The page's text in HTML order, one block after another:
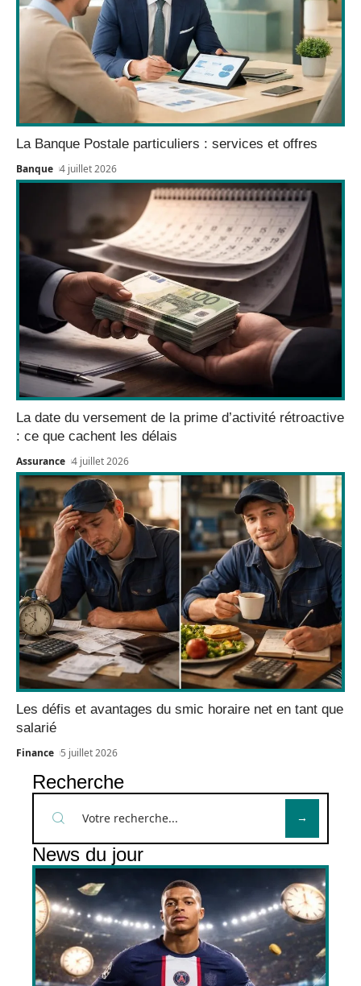
La Banque Postale particuliers : services et offres
Banque 4 juillet 2026
La date du versement de la prime d’activité rétroactive
: ce que cachent les délais
Assurance 4 juillet 2026
Les défis et avantages du smic horaire net en tant que
salarié
Finance 5 juillet 2026
Recherche
News du jour